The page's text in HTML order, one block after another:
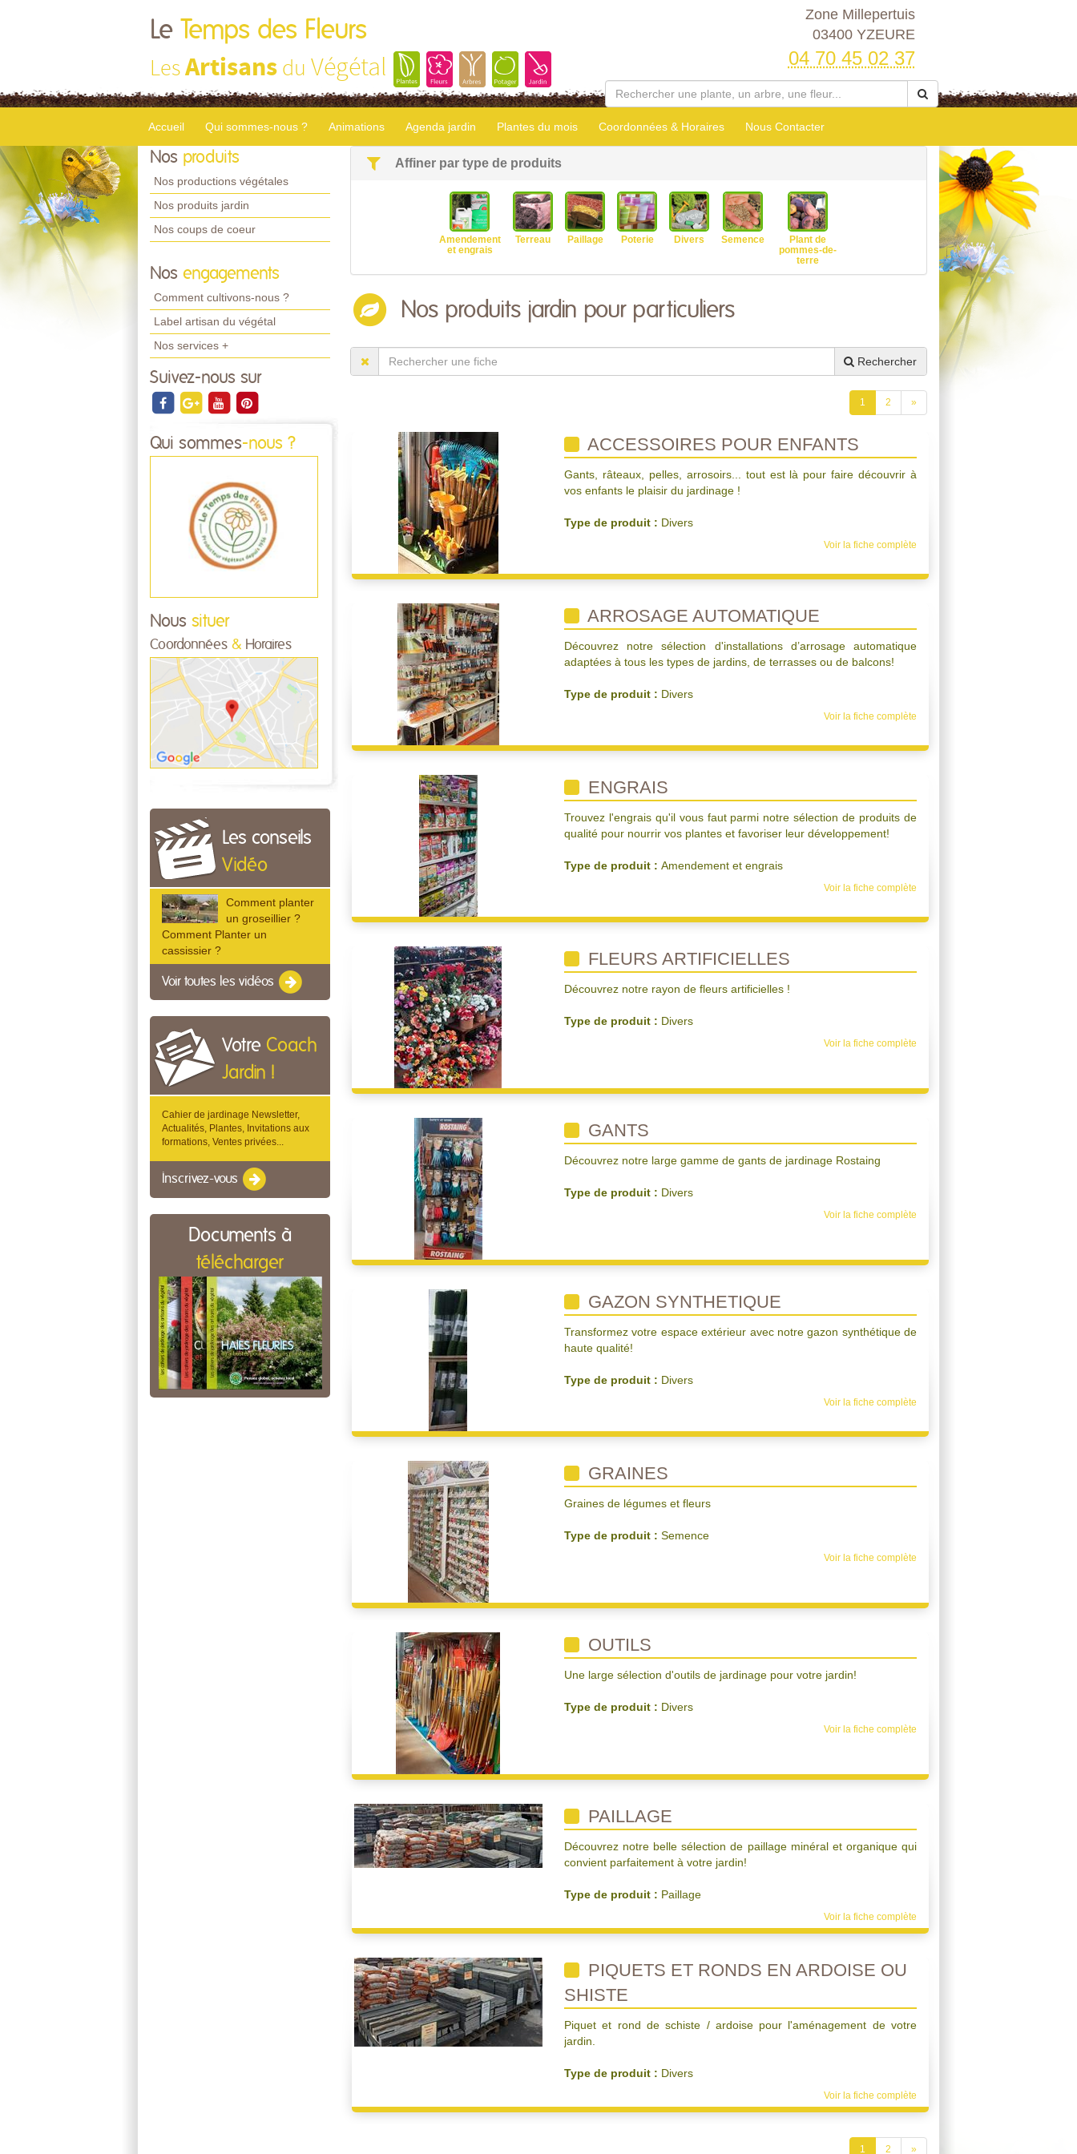
Le Temps des Fleurs
LesArtisans du Végétal
Zone Millepertuis
03400 YZEURE
04 70 45 02 37
Accueil Qui sommes-nous ? Animations Agenda jardin Plantes du mois Coordonnées & Horaires Nous Contacter
Nos produits
Nos productions végétales
Nos produits jardin
Nos coups de coeur
Nos engagements
Comment cultivons-nous ?
Label artisan du végétal
Nos services +
Suivez-nous sur
Qui sommes-nous ?
Nous situer
Coordonnées & Horaires
Les conseils
Vidéo
Comment planter
un groseillier ?
Comment Planter un
cassissier ?
Voir toutes les vidéos
Votre Coach
Jardin !
Cahier de jardinage Newsletter,
Actualités, Plantes, Invitations aux
formations, Ventes privées...
Inscrivez-vous
Documents à
télécharger
Affiner par type de produits
Amendement
et engrais
Terreau Paillage Poterie Divers Semence
Plant de
pommes-de-
terre
Nos produits jardin pour particuliers
Rechercher
1 2 »
ACCESSOIRES POUR ENFANTS
Gants, râteaux, pelles, arrosoirs... tout est là pour faire découvrir à
vos enfants le plaisir du jardinage !
Type de produit : Divers
Voir la fiche complète
ARROSAGE AUTOMATIQUE
Découvrez notre sélection d'installations d’arrosage automatique
adaptées à tous les types de jardins, de terrasses ou de balcons!
Type de produit : Divers
Voir la fiche complète
ENGRAIS
Trouvez l'engrais qu'il vous faut parmi notre sélection de produits de
qualité pour nourrir vos plantes et favoriser leur développement!
Type de produit : Amendement et engrais
Voir la fiche complète
FLEURS ARTIFICIELLES
Découvrez notre rayon de fleurs artificielles !
Type de produit : Divers
Voir la fiche complète
GANTS
Découvrez notre large gamme de gants de jardinage Rostaing
Type de produit : Divers
Voir la fiche complète
GAZON SYNTHETIQUE
Transformez votre espace extérieur avec notre gazon synthétique de
haute qualité!
Type de produit : Divers
Voir la fiche complète
GRAINES
Graines de légumes et fleurs
Type de produit : Semence
Voir la fiche complète
OUTILS
Une large sélection d'outils de jardinage pour votre jardin!
Type de produit : Divers
Voir la fiche complète
PAILLAGE
Découvrez notre belle sélection de paillage minéral et organique qui
convient parfaitement à votre jardin!
Type de produit : Paillage
Voir la fiche complète
PIQUETS ET RONDS EN ARDOISE OU
SHISTE
Piquet et rond de schiste / ardoise pour l'aménagement de votre
jardin.
Type de produit : Divers
Voir la fiche complète
1 2 »